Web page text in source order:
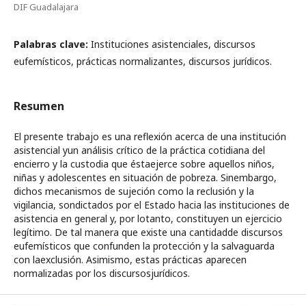
DIF Guadalajara
Palabras clave: Instituciones asistenciales, discursos
eufemísticos, prácticas normalizantes, discursos jurídicos.
Resumen
El presente trabajo es una reflexión acerca de una institución
asistencial yun análisis crítico de la práctica cotidiana del
encierro y la custodia que éstaejerce sobre aquellos niños,
niñas y adolescentes en situación de pobreza. Sinembargo,
dichos mecanismos de sujeción como la reclusión y la
vigilancia, sondictados por el Estado hacia las instituciones de
asistencia en general y, por lotanto, constituyen un ejercicio
legítimo. De tal manera que existe una cantidadde discursos
eufemísticos que confunden la protección y la salvaguarda
con laexclusión. Asimismo, estas prácticas aparecen
normalizadas por los discursosjurídicos.